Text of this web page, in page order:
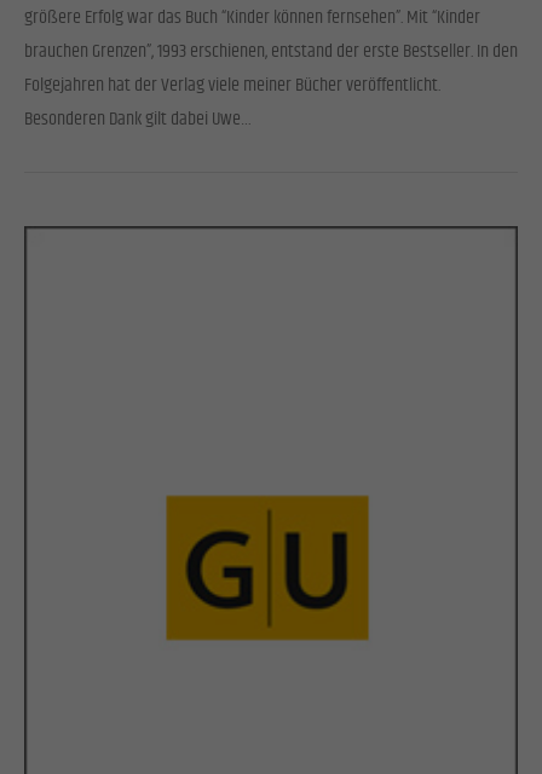
größere Erfolg war das Buch “Kinder können fernsehen”. Mit “Kinder
brauchen Grenzen”, 1993 erschienen, entstand der erste Bestseller. In den
Folgejahren hat der Verlag viele meiner Bücher veröffentlicht.
Besonderen Dank gilt dabei Uwe…